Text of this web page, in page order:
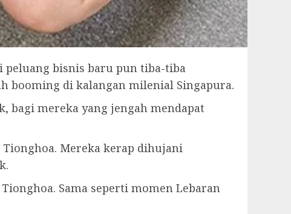
peluang bisnis baru pun tiba-tiba
booming di kalangan milenial Singapura.
bagi mereka yang jengah mendapat
Mereka kerap dihujani
Sama seperti momen Lebaran